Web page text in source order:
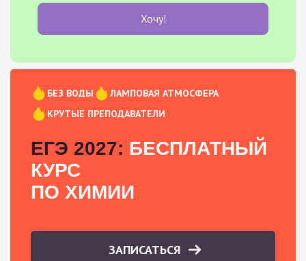
Хочу!
БЕЗ ВОДЫ
ЛАМПОВАЯ АТМОСФЕРА
КРУТЫЕ ПРЕПОДАВАТЕЛИ
ЕГЭ 2027: БЕСПЛАТНЫЙ
КУРС
ПО ХИМИИ
ЗАПИСАТЬСЯ